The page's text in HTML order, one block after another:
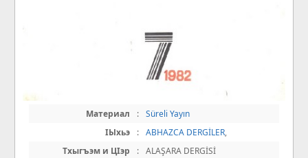
Материал : Süreli Yayın
IЫхьэ
: ABHAZCA DERGİLER,
Тхыгъэм и ЦIэр
: ALAŞARA DERGİSİ